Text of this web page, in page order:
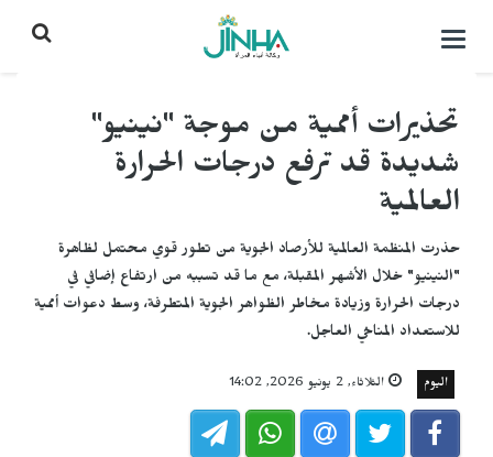
التحكم
تحذيرات أممية من موجة "نينيو"
شديدة قد ترفع درجات الحرارة
العالمية
حذرت المنظمة العالمية للأرصاد الجوية من تطور قوي محتمل لظاهرة
"النينيو" خلال الأشهر المقبلة، مع ما قد تسببه من ارتفاع إضافي في
درجات الحرارة وزيادة مخاطر الظواهر الجوية المتطرفة، وسط دعوات أممية
للاستعداد المناخي العاجل.
اليوم الثلاثاء, 2 يونيو 2026, 14:02